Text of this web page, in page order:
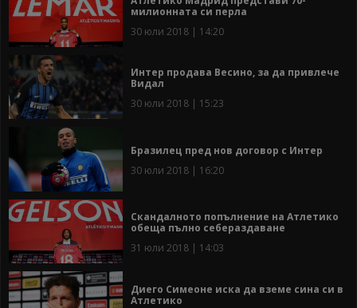
милионната си перла
30 юли 2018 | 14:20
Интер продава Весино, за да привлече
Видал
30 юли 2018 | 15:23
Бразилец пред нов договор с Интер
30 юли 2018 | 16:20
Скандалното попълнение на Атлетико
обеща пълно себераздаване
31 юли 2018 | 14:03
Диего Симеоне иска да вземе сина си в
Атлетико